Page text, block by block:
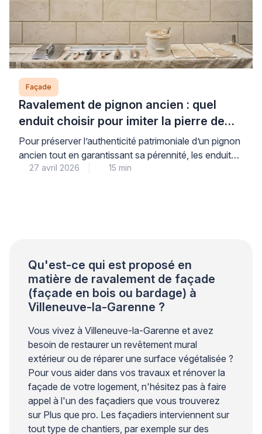
Façade
Ravalement de pignon ancien : quel
enduit choisir pour imiter la pierre de
taille ?
Pour préserver l’authenticité patrimoniale d’un pignon
ancien tout en garantissant sa pérennité, les enduits à
la chaux traditionnels constituent la solution de
27 avril 2026 15 min
Qu'est-ce qui est proposé en
matière de ravalement de façade
(façade en bois ou bardage) à
Villeneuve-la-Garenne ?
Vous vivez à Villeneuve-la-Garenne et avez
besoin de restaurer un revêtement mural
extérieur ou de réparer une surface végétalisée ?
Pour vous aider dans vos travaux et rénover la
façade de votre logement, n'hésitez pas à faire
appel à l'un des façadiers que vous trouverez
sur Plus que pro. Les façadiers interviennent sur
tout type de chantiers, par exemple sur des